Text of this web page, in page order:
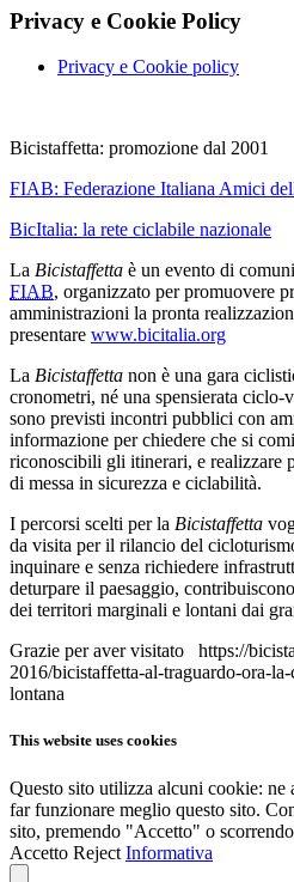
Privacy e Cookie Policy
Privacy e Cookie policy
Bicistaffetta: promozione dal 2001
FIAB: Federazione Italiana Amici
BicItalia: la rete ciclabile nazionale
La Bicistaffetta è un evento di
FIAB, organizzato per promuovere
amministrazioni la pronta
presentare www.bicitalia.org
La Bicistaffetta non è una gara
cronometri, né una spensierata ciclo-
sono previsti incontri pubblici con
informazione per chiedere che si
riconoscibili gli itinerari, e realizzare
di messa in sicurezza e ciclabilità.
I percorsi scelti per la Bicistaffetta
da visita per il rilancio del
inquinare e senza richiedere
deturpare il paesaggio,
dei territori marginali e lontani dai
Grazie per aver visitato https://
2016/bicistaffetta-al-traguardo-ora-
lontana
This website uses cookies
Questo sito utilizza alcuni cookie: ne
far funzionare meglio questo sito.
sito, premendo "Accetto" o
Accetto Reject Informativa